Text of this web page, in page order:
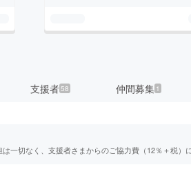
支援者58 仲間募集 1
一切なく、支援者さまからのご協力費（12％＋税）